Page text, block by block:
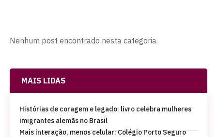
Nenhum post encontrado nesta categoria.
MAIS LIDAS
Histórias de coragem e legado: livro celebra mulheres
imigrantes alemãs no Brasil
Mais interação, menos celular: Colégio Porto Seguro